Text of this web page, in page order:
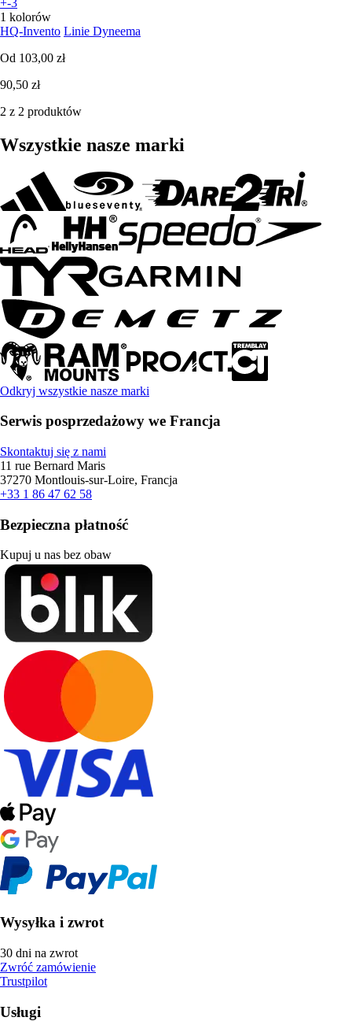
1 kolorów
HQ-Invento Linie Dyneema
Od 103,00 zł
90,50 zł
2 z 2 produktów
Wszystkie nasze marki
Odkryj wszystkie nasze marki
Serwis posprzedażowy we Francja
Skontaktuj się z nami
11 rue Bernard Maris
37270 Montlouis-sur-Loire, Francja
+33 1 86 47 62 58
Bezpieczna płatność
Kupuj u nas bez obaw
Wysyłka i zwrot
30 dni na zwrot
Zwróć zamówienie
Trustpilot
Usługi